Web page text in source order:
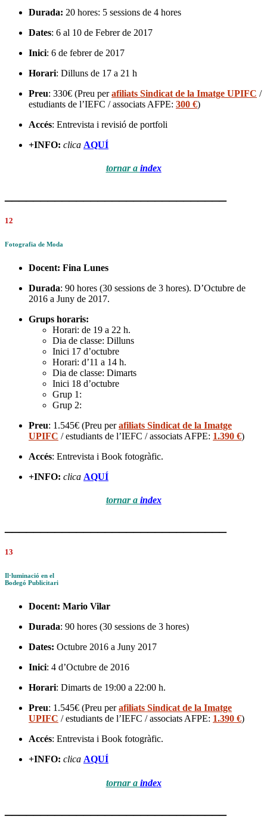
Durada: 20 hores: 5 sessions de 4 hores
Dates: 6 al 10 de Febrer de 2017
Inici: 6 de febrer de 2017
Horari: Dilluns de 17 a 21 h
Preu: 330€ (Preu perafiliats Sindicat de la Imatge UPIFC /
estudiants de l’IEFC / associats AFPE: 300 €)
Accés: Entrevista i revisió de portfoli
+INFO: clica AQUÍ
tornar a index
12
Fotografia de Moda
Docent: Fina Lunes
Durada: 90 hores (30 sessions de 3 hores). D’Octubre de
2016 a Juny de 2017.
Grups horaris:
Horari: de 19 a 22 h.
Dia de classe: Dilluns
Inici 17 d’octubre
Horari: d’11 a 14 h.
Dia de classe: Dimarts
Inici 18 d’octubre
Grup 1:
Grup 2:
Preu: 1.545€ (Preu perafiliats Sindicat de la Imatge
UPIFC / estudiants de l’IEFC / associats AFPE: 1.390 €)
Accés: Entrevista i Book fotogràfic.
+INFO: clica AQUÍ
tornar a index
13
Il·luminació en el
Bodegó Publicitari
Docent: Mario Vilar
Durada: 90 hores (30 sessions de 3 hores)
Dates: Octubre 2016 a Juny 2017
Inici: 4 d’Octubre de 2016
Horari: Dimarts de 19:00 a 22:00 h.
Preu: 1.545€ (Preu perafiliats Sindicat de la Imatge
UPIFC / estudiants de l’IEFC / associats AFPE: 1.390 €)
Accés: Entrevista i Book fotogràfic.
+INFO: clica AQUÍ
tornar a index